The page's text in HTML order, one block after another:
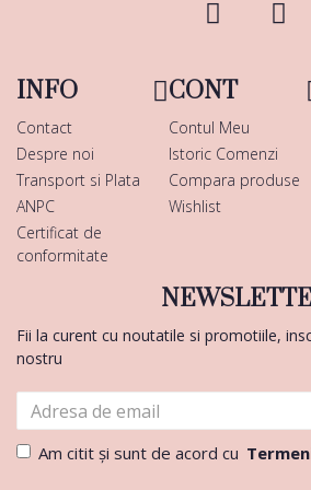
INFO
Contact
Despre noi
Transport si Plata
ANPC
Certificat de
conformitate
CONT
Contul Meu
Istoric Comenzi
Compara produse
Wishlist
Fii la curent cu noutatile si promotiile,
nostru
Am citit şi sunt de acord cu